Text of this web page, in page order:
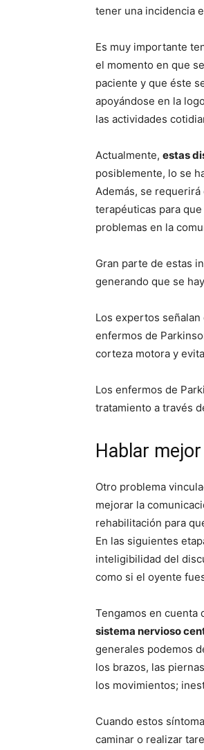
tener una incidencia
Es muy importante
el momento en que
paciente y que éste
apoyándose en la
las actividades
Actualmente, estas
posiblemente, lo se
Además, se
terapéuticas para
problemas en la
Gran parte de estas
generando que se
Los expertos
enfermos de
corteza motora y
Los enfermos de
tratamiento a través
Hablar mejor
Otro problema
mejorar la
rehabilitación para
En las siguientes
inteligibilidad del
como si el oyente
Tengamos en cuenta
sistema nervioso
generales podemos
los brazos, las
los movimientos;
Cuando estos
caminar o realizar